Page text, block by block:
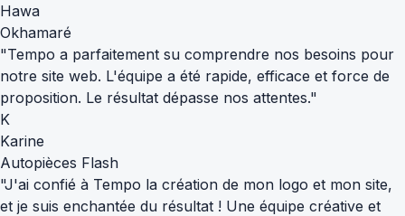
Hawa
Okhamaré
"Tempo a parfaitement su comprendre nos besoins pour
notre site web. L'équipe a été rapide, efficace et force de
proposition. Le résultat dépasse nos attentes."
K
Karine
Autopièces Flash
"J'ai confié à Tempo la création de mon logo et mon site,
et je suis enchantée du résultat ! Une équipe créative et